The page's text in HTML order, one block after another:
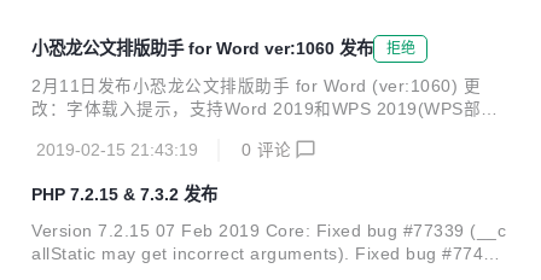
小恐龙公文排版助手 for Word ver:1060 发布 拒绝
2月11日发布小恐龙公文排版助手 for Word (ver:1060) 更
改：字体载入提示，支持Word 2019和WPS 2019(WPS部分
p包遇到的一些安装问题。 完整更新历史：http://xkonglong.c
T 9704—2012)的格式要求，快速设置页面版式、快速设置常
用文字格式、插入常用符号、版记、公文页码。 支持对文字的
快速排版，中文首行缩进2字符、删除空白、断句重排等。 支
持对文档盖章、可以在文档同目录下生成pdf文档/ Word97-...
2019-02-15 21:43:19 0 评论
PHP 7.2.15 & 7.3.2 发布
Version 7.2.15 07 Feb 2019 Core: Fixed bug #77339 (__c
allStatic may get incorrect arguments). Fixed bug #77494